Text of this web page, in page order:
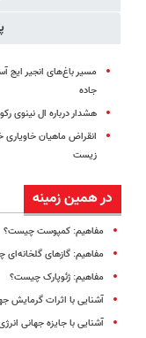
مسیر باغ‌های انجیر ایج
جاده
هشدار درباره ال‌ نینوی
انقراض ماهیان خاویاری
زیست
در همین زمینه
مفاهیم: کمپوست چیست؟
مفاهیم: گازهای
مفاهیم: ژئوپارک چیست؟
آشنایی با اثرات گرمایش
آشنایی با جایزه جهانی